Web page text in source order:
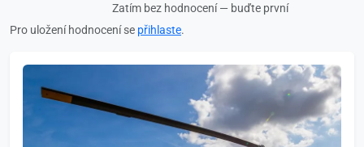
Zatím bez hodnocení — buďte první
Pro uložení hodnocení se přihlaste.